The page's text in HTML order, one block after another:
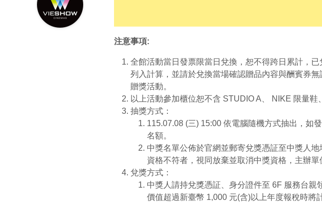
注意事項:
全館活動當日發票限當日兌換，恕不得跨日累計，
列入計算，並請於兌換當場確認贈品內容與酬賓券
贈獎活動。
以上活動參加櫃位恕不含 STUDIO A、 NIKE 限量鞋
抽獎方式：
115.07.08 (三) 15:00 依電腦隨機方式抽出，如
名額。
中獎名單公佈於官網並郵寄兌獎憑証至中獎人
資格不符者，視同放棄並取消中獎資格，主辦
兌獎方式：
中獎人請持兌獎憑証、身分證件至 6F 服務台
價值超過新臺幣 1,000 元(含)以上年度報稅時將